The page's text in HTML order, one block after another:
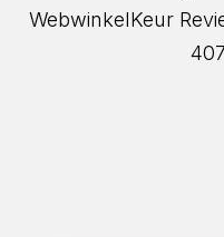
WebwinkelKeur